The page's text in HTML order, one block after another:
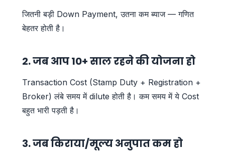
जितनी बड़ी Down Payment, उतना कम ब्याज — गणित
बेहतर होती है।
2. जब आप 10+ साल रहने की योजना हो
Transaction Cost (Stamp Duty + Registration +
Broker) लंबे समय में dilute होती है। कम समय में ये Cost
बहुत भारी पड़ती है।
3. जब किराया/मूल्य अनुपात कम हो